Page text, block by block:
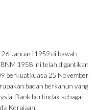
Januari 1959 di bawah
1958 ini telah digantikan
berkuatkuasa 25 November
badan berkanun yang
Bank bertindak sebagai
Kerajaan.